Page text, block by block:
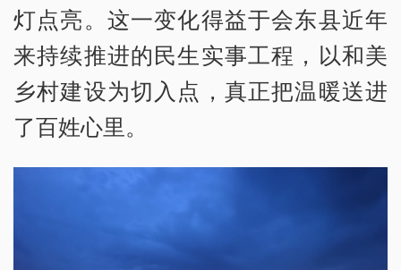
灯点亮。这一变化得益于会东县近年
来持续推进的民生实事工程，以和美
乡村建设为切入点，真正把温暖送进
了百姓心里。